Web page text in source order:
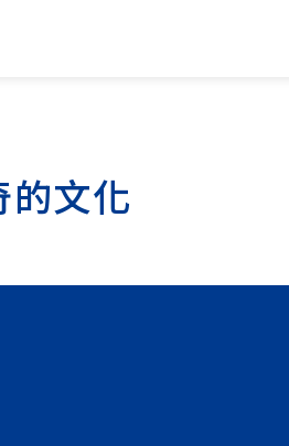
文化